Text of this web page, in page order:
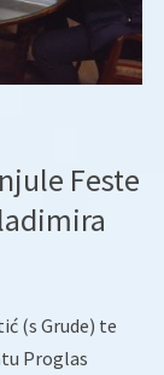
Feste
(s Grude) te
Proglas